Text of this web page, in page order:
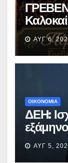
με την
ΑΥΓ 6,
ΟΙΚΟΝΟΜΙΑ
ΔΕΗ:
ΑΥΓ 5,